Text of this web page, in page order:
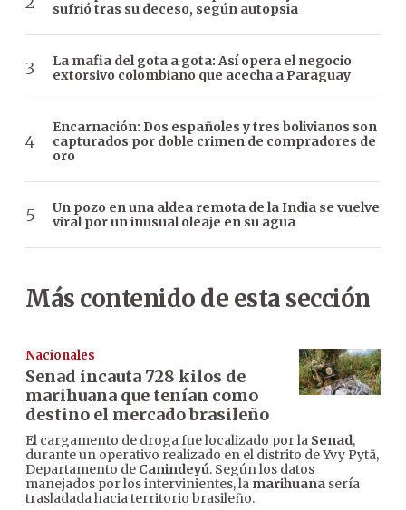
sufrió tras su deceso, según autopsia
La mafia del gota a gota: Así opera el negocio
extorsivo colombiano que acecha a Paraguay
Encarnación: Dos españoles y tres bolivianos son
capturados por doble crimen de compradores de
oro
Un pozo en una aldea remota de la India se vuelve
viral por un inusual oleaje en su agua
Más contenido de esta sección
Nacionales
Senad incauta 728 kilos de
marihuana que tenían como
destino el mercado brasileño
El cargamento de droga fue localizado por la Senad,
durante un operativo realizado en el distrito de Yvy Pytã,
Departamento de Canindeyú. Según los datos
manejados por los intervinientes, la marihuana sería
trasladada hacia territorio brasileño.